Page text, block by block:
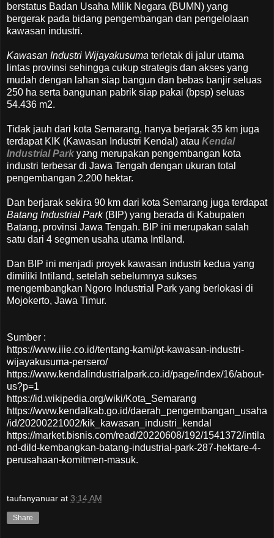
berstatus Badan Usaha Milik Negara (BUMN) yang
bergerak pada bidang pengembangan dan pengelolaan
kawasan industri.
Kawasan Industri Wijayakusuma terletak di jalur utama
lintas provinsi sehingga cukup strategis dan akses yang
mudah dengan lahan siap bangun dan bebas banjir seluas
250 ha serta bangunan pabrik siap pakai (bpsp) seluas
54.436 m2.
Tidak jauh dari kota Semarang, hanya berjarak 35 km juga
terdapat KIK (Kawasan Industri Kendal) atau Kendal
Industrial Park yang merupakan pengembangan kota
industri terbesar di Jawa Tengah dengan ukuran total
pengembangan 2.200 hektar.
Dan berjarak sekira 90 km dari kota Semarang juga terdapat
Batang Industrial Park(BIP) yang berada di Kabupaten
Batang, provinsi Jawa Tengah. BIP ini merupakan salah
satu dari 4 segmen usaha utama Intiland.
Dan BIP ini menjadi proyek kawasan industri kedua yang
dimiliki Intiland, setelah sebelumnya sukses
mengembangkan Ngoro Industrial Park yang berlokasi di
Mojokerto, Jawa Timur.
Sumber :
https://www.iiie.co.id/tentang-kami/pt-kawasan-industri-
wijayakusuma-persero/
https://www.kendalindustrialpark.co.id/page/index/16/about-
us?p=1
https://id.wikipedia.org/wiki/Kota_Semarang
https://www.kendalkab.go.id/daerah_pengembangan_usaha
/id/20200221002/kik_kawasan_industri_kendal
https://market.bisnis.com/read/20220608/192/1541372/intila
nd-dild-kembangkan-batang-industrial-park-287-hektare-4-
perusahaan-komitmen-masuk.
taufanyanuar at 3:14 AM
Share